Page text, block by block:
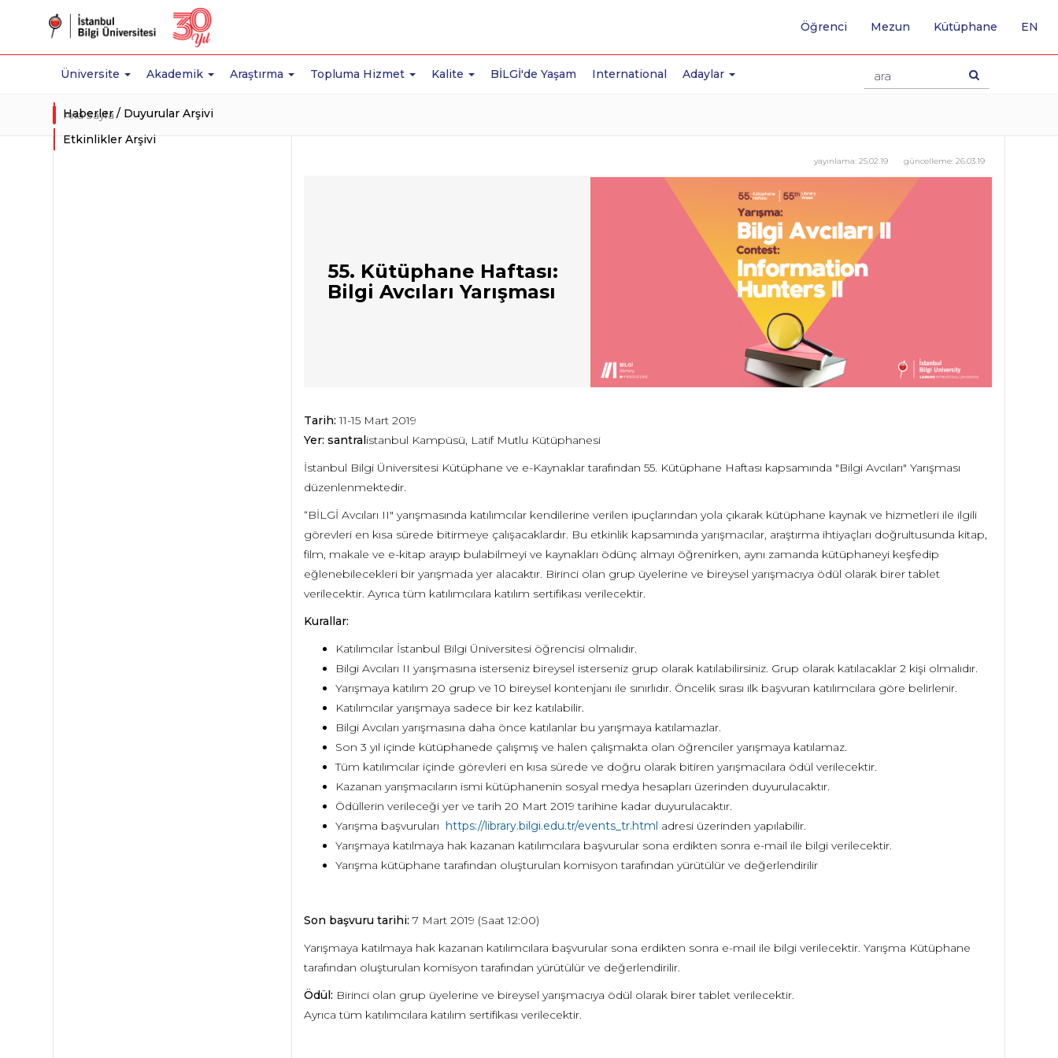
Üniversite Akademik Araştırma Topluma Hizmet Kalite BİLGİ'de Yaşam International Adaylar
Öğrenci Mezun Kütüphane EN
Ana Sayfa
Haberler / Duyurular Arşivi
Etkinlikler Arşivi
güncelleme: 26.03.19
yayınlama: 25.02.19
55. Kütüphane Haftası:
Bilgi Avcıları Yarışması
Tarih: 11-15 Mart 2019
Yer: santralistanbul Kampüsü, Latif Mutlu Kütüphanesi
İstanbul Bilgi Üniversitesi Kütüphane ve e-Kaynaklar tarafından 55. Kütüphane Haftası kapsamında "Bilgi Avcıları" Yarışması
düzenlenmektedir.
“BİLGİ Avcıları II" yarışmasında katılımcılar kendilerine verilen ipuçlarından yola çıkarak kütüphane kaynak ve hizmetleri ile ilgili
görevleri en kısa sürede bitirmeye çalışacaklardır. Bu etkinlik kapsamında yarışmacılar, araştırma ihtiyaçları doğrultusunda kitap,
film, makale ve e-kitap arayıp bulabilmeyi ve kaynakları ödünç almayı öğrenirken, aynı zamanda kütüphaneyi keşfedip
eğlenebilecekleri bir yarışmada yer alacaktır. Birinci olan grup üyelerine ve bireysel yarışmacıya ödül olarak birer tablet
verilecektir. Ayrıca tüm katılımcılara katılım sertifikası verilecektir.
Kurallar:
Katılımcılar İstanbul Bilgi Üniversitesi öğrencisi olmalıdır.
Bilgi Avcıları II yarışmasına isterseniz bireysel isterseniz grup olarak katılabilirsiniz. Grup olarak katılacaklar 2 kişi olmalıdır.
Yarışmaya katılım 20 grup ve 10 bireysel kontenjanı ile sınırlıdır. Öncelik sırası ilk başvuran katılımcılara göre belirlenir.
Katılımcılar yarışmaya sadece bir kez katılabilir.
Bilgi Avcıları yarışmasına daha önce katılanlar bu yarışmaya katılamazlar.
Son 3 yıl içinde kütüphanede çalışmış ve halen çalışmakta olan öğrenciler yarışmaya katılamaz.
Tüm katılımcılar içinde görevleri en kısa sürede ve doğru olarak bitiren yarışmacılara ödül verilecektir.
Kazanan yarışmacıların ismi kütüphanenin sosyal medya hesapları üzerinden duyurulacaktır.
Ödüllerin verileceği yer ve tarih 20 Mart 2019 tarihine kadar duyurulacaktır.
Yarışma başvuruları https://library.bilgi.edu.tr/events_tr.html adresi üzerinden yapılabilir.
Yarışmaya katılmaya hak kazanan katılımcılara başvurular sona erdikten sonra e-mail ile bilgi verilecektir.
Yarışma kütüphane tarafından oluşturulan komisyon tarafından yürütülür ve değerlendirilir
Son başvuru tarihi: 7 Mart 2019 (Saat 12:00)
Yarışmaya katılmaya hak kazanan katılımcılara başvurular sona erdikten sonra e-mail ile bilgi verilecektir. Yarışma Kütüphane
tarafından oluşturulan komisyon tarafından yürütülür ve değerlendirilir.
Ödül: Birinci olan grup üyelerine ve bireysel yarışmacıya ödül olarak birer tablet verilecektir.
Ayrıca tüm katılımcılara katılım sertifikası verilecektir.